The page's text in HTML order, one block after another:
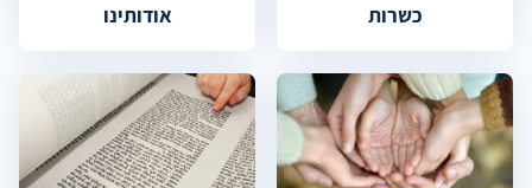
כשרות אודותינו